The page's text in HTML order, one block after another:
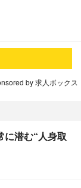
by 求人ボックス
に潜む“人身取